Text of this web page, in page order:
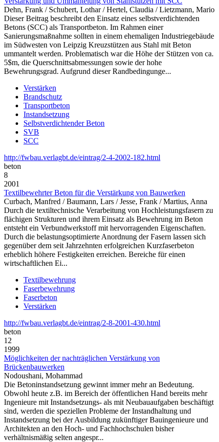
Dehn, Frank / Schubert, Lothar / Hertel, Claudia / Lietzmann, Mario
Dieser Beitrag beschreibt den Einsatz eines selbstverdichtenden
Betons (SCC) als Transportbeton. Im Rahmen einer
Sanierungsmaßnahme sollten in einem ehemaligen Industriegebäude
im Südwesten von Leipzig Kreuzstützen aus Stahl mit Beton
ummantelt werden. Problematisch war die Höhe der Stützen von ca.
5$m, die Querschnittsabmessungen sowie der hohe
Bewehrungsgrad. Aufgrund dieser Randbedingunge...
Verstärken
Brandschutz
Transportbeton
Instandsetzung
Selbstverdichtender Beton
SVB
SCC
http://fwbau.verlagbt.de/eintrag/2-4-2002-182.html
beton
8
2001
Textilbewehrter Beton für die Verstärkung von Bauwerken
Curbach, Manfred / Baumann, Lars / Jesse, Frank / Martius, Anna
Durch die textiltechnische Verarbeitung von Hochleistungsfasern zu
flächigen Strukturen und ihrem Einsatz als Bewehrung im Beton
entsteht ein Verbundwerkstoff mit hervorragenden Eigenschaften.
Durch die belastungsoptimierte Anordnung der Fasern lassen sich
gegenüber dem seit Jahrzehnten erfolgreichen Kurzfaserbeton
erheblich höhere Festigkeiten erreichen. Bereiche für einen
wirtschaftlichen Ei...
Textilbewehrung
Faserbewehrung
Faserbeton
Verstärken
http://fwbau.verlagbt.de/eintrag/2-8-2001-430.html
beton
12
1999
Möglichkeiten der nachträglichen Verstärkung von
Brückenbauwerken
Nodoushani, Mohammad
Die Betoninstandsetzung gewinnt immer mehr an Bedeutung.
Obwohl heute z.B. im Bereich der öffentlichen Hand bereits mehr
Ingenieure mit Instandsetzungs- als mit Neubauaufgaben beschäftigt
sind, werden die speziellen Probleme der Instandhaltung und
Instandsetzung bei der Ausbildung zukünftiger Bauingenieure und
Architekten an den Hoch- und Fachhochschulen bisher
verhältnismäßig selten angespr...